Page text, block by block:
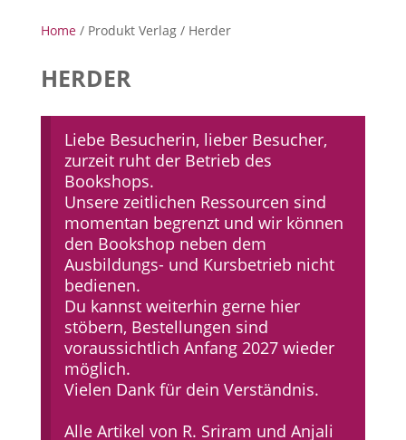
Home/ Produkt Verlag / Herder
HERDER
Liebe Besucherin, lieber Besucher,
zurzeit ruht der Betrieb des
Bookshops.
Unsere zeitlichen Ressourcen sind
momentan begrenzt und wir können
den Bookshop neben dem
Ausbildungs- und Kursbetrieb nicht
bedienen.
Du kannst weiterhin gerne hier
stöbern, Bestellungen sind
voraussichtlich Anfang 2027 wieder
möglich.
Vielen Dank für dein Verständnis.
Alle Artikel von R. Sriram und Anjali